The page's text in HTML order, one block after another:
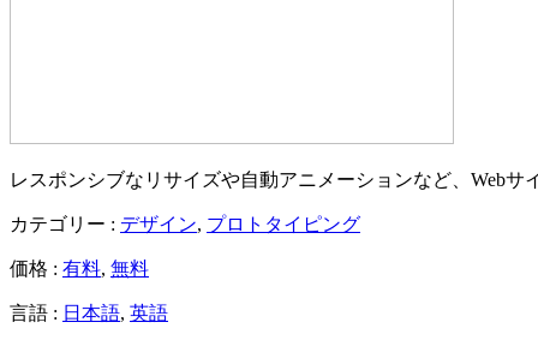
レスポンシブなリサイズや自動アニメーションなど、Web
カテゴリー : デザイン, プロトタイピング
価格 : 有料, 無料
言語 : 日本語, 英語